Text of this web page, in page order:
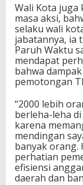
Wali Kota juga
masa aksi,
selaku wali
jabatannya, ia
Paruh Waktu
mendapat
bahwa
pemotongan
“2000 lebih
berleha-leha
karena
mendingan
banyak orang.
perhatian
efisiensi
daerah dan